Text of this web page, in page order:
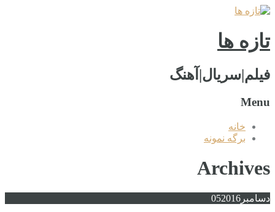
تازه ها
فیلم|سریال|آهنگ
Menu
خانه
برگه نمونه
Archives
دسامبر 052016